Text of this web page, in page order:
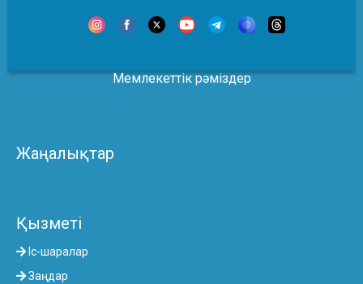
Мемлекеттік рәміздер
Жаңалықтар
Қызметі
Іс-шаралар
Заңдар